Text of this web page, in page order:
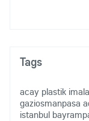
Tags
acay plastik
gaziosmanpasa
istanbul